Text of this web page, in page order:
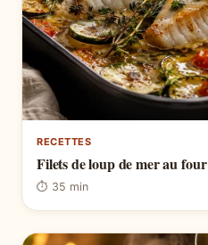
RECETTES
Filets de loup de mer au four
⏱ 35 min